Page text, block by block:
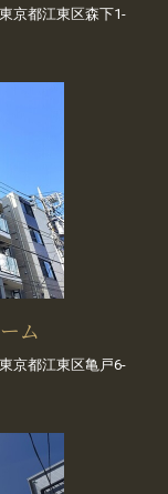
京都江東区森下1-
ム
京都江東区亀戸6-